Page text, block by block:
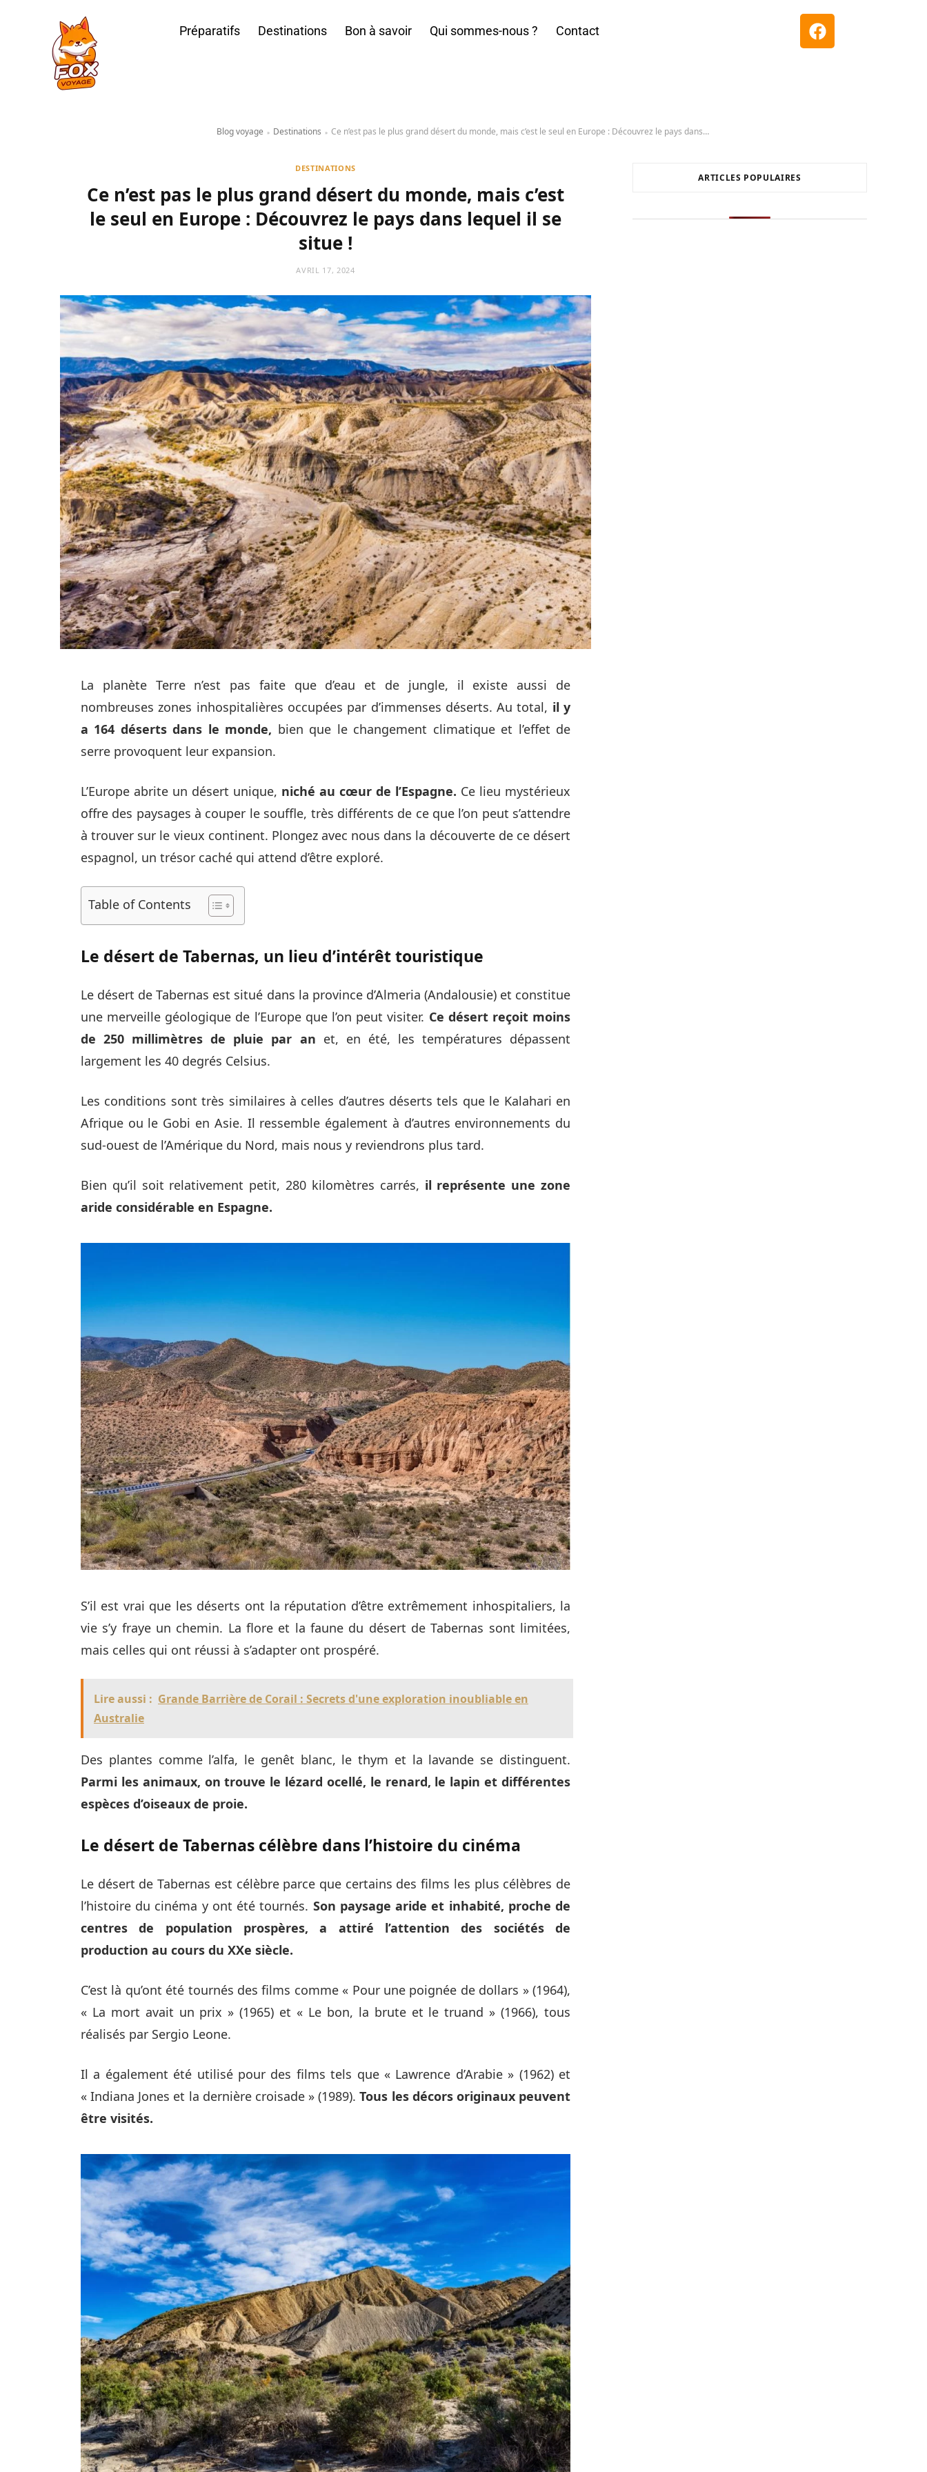
Préparatifs Destinations Bon à savoir Qui sommes-nous ? Contact
Blog voyage » Destinations » Ce n’est pas le plus grand désert du monde, mais c’est le seul en Europe : Découvrez le pays dans lequel il se situe !
DESTINATIONS
Ce n’est pas le plus grand désert du monde, mais c’est
le seul en Europe : Découvrez le pays dans lequel il se
situe !
AVRIL 17, 2024
La planète Terre n’est pas faite que d’eau et de jungle, il existe aussi de
nombreuses zones inhospitalières occupées par d’immenses déserts. Au total, il y
a 164 déserts dans le monde, bien que le changement climatique et l’effet de
serre provoquent leur expansion.
L’Europe abrite un désert unique, niché au cœur de l’Espagne. Ce lieu mystérieux
offre des paysages à couper le souffle, très différents de ce que l’on peut s’attendre
à trouver sur le vieux continent. Plongez avec nous dans la découverte de ce désert
espagnol, un trésor caché qui attend d’être exploré.
Table of Contents
Le désert de Tabernas, un lieu d’intérêt touristique
Le désert de Tabernas est situé dans la province d’Almeria (Andalousie) et constitue
une merveille géologique de l’Europe que l’on peut visiter. Ce désert reçoit moins
de 250 millimètres de pluie par an et, en été, les températures dépassent
largement les 40 degrés Celsius.
Les conditions sont très similaires à celles d’autres déserts tels que le Kalahari en
Afrique ou le Gobi en Asie. Il ressemble également à d’autres environnements du
sud-ouest de l’Amérique du Nord, mais nous y reviendrons plus tard.
Bien qu’il soit relativement petit, 280 kilomètres carrés, il représente une zone
aride considérable en Espagne.
S’il est vrai que les déserts ont la réputation d’être extrêmement inhospitaliers, la
vie s’y fraye un chemin. La flore et la faune du désert de Tabernas sont limitées,
mais celles qui ont réussi à s’adapter ont prospéré.
Lire aussi : Grande Barrière de Corail : Secrets d'une exploration inoubliable en
Australie
Des plantes comme l’alfa, le genêt blanc, le thym et la lavande se distinguent.
Parmi les animaux, on trouve le lézard ocellé, le renard, le lapin et différentes
espèces d’oiseaux de proie.
Le désert de Tabernas célèbre dans l’histoire du cinéma
Le désert de Tabernas est célèbre parce que certains des films les plus célèbres de
l’histoire du cinéma y ont été tournés. Son paysage aride et inhabité, proche de
centres de population prospères, a attiré l’attention des sociétés de
production au cours du XXe siècle.
C’est là qu’ont été tournés des films comme « Pour une poignée de dollars » (1964),
« La mort avait un prix » (1965) et « Le bon, la brute et le truand » (1966), tous
réalisés par Sergio Leone.
Il a également été utilisé pour des films tels que « Lawrence d’Arabie » (1962) et
« Indiana Jones et la dernière croisade » (1989).Tous les décors originaux peuvent
être visités.
ARTICLES POPULAIRES